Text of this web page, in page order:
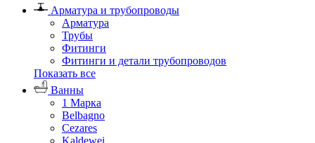
Арматура и трубопроводы
Арматура
Трубы
Фитинги
Фитинги и детали трубопроводов
Показать все
Ванны
1 Марка
Belbagno
Cezares
Kaldewei